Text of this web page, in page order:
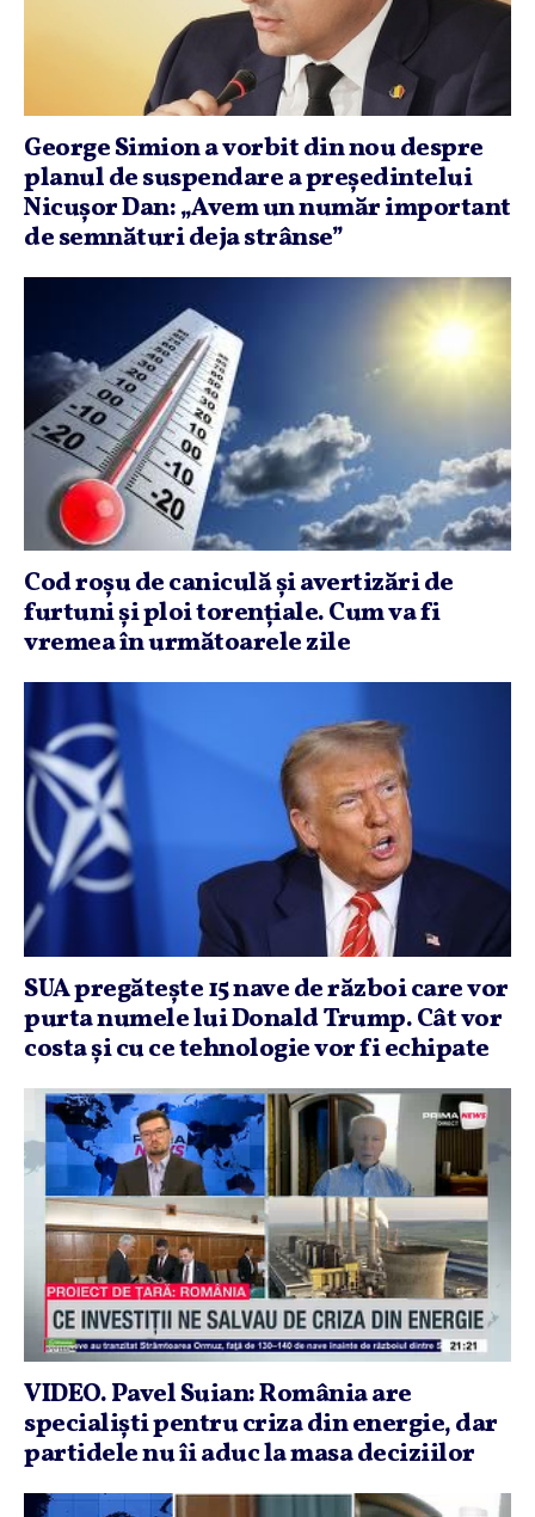
George Simion a vorbit din nou despre
planul de suspendare a preşedintelui
Nicuşor Dan: „Avem un număr important
de semnături deja strânse”
Cod roşu de caniculă şi avertizări de
furtuni şi ploi torenţiale. Cum va fi
vremea în următoarele zile
SUA pregăteşte 15 nave de război care vor
purta numele lui Donald Trump. Cât vor
costa şi cu ce tehnologie vor fi echipate
VIDEO. Pavel Suian: România are
specialişti pentru criza din energie, dar
partidele nu îi aduc la masa deciziilor